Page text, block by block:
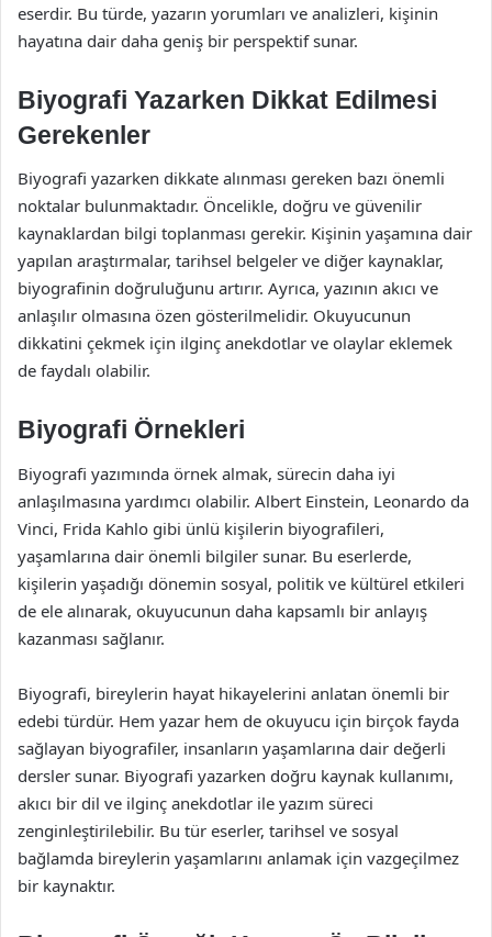
eserdir. Bu türde, yazarın yorumları ve analizleri, kişinin
hayatına dair daha geniş bir perspektif sunar.
Biyografi Yazarken Dikkat Edilmesi
Gerekenler
Biyografi yazarken dikkate alınması gereken bazı önemli
noktalar bulunmaktadır. Öncelikle, doğru ve güvenilir
kaynaklardan bilgi toplanması gerekir. Kişinin yaşamına dair
yapılan araştırmalar, tarihsel belgeler ve diğer kaynaklar,
biyografinin doğruluğunu artırır. Ayrıca, yazının akıcı ve
anlaşılır olmasına özen gösterilmelidir. Okuyucunun
dikkatini çekmek için ilginç anekdotlar ve olaylar eklemek
de faydalı olabilir.
Biyografi Örnekleri
Biyografi yazımında örnek almak, sürecin daha iyi
anlaşılmasına yardımcı olabilir. Albert Einstein, Leonardo da
Vinci, Frida Kahlo gibi ünlü kişilerin biyografileri,
yaşamlarına dair önemli bilgiler sunar. Bu eserlerde,
kişilerin yaşadığı dönemin sosyal, politik ve kültürel etkileri
de ele alınarak, okuyucunun daha kapsamlı bir anlayış
kazanması sağlanır.
Biyografi, bireylerin hayat hikayelerini anlatan önemli bir
edebi türdür. Hem yazar hem de okuyucu için birçok fayda
sağlayan biyografiler, insanların yaşamlarına dair değerli
dersler sunar. Biyografi yazarken doğru kaynak kullanımı,
akıcı bir dil ve ilginç anekdotlar ile yazım süreci
zenginleştirilebilir. Bu tür eserler, tarihsel ve sosyal
bağlamda bireylerin yaşamlarını anlamak için vazgeçilmez
bir kaynaktır.